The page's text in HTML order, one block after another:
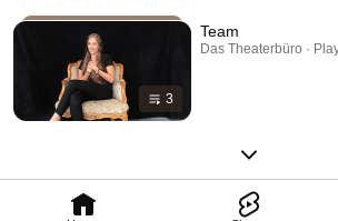
3
Team
Das Theaterbüro ·